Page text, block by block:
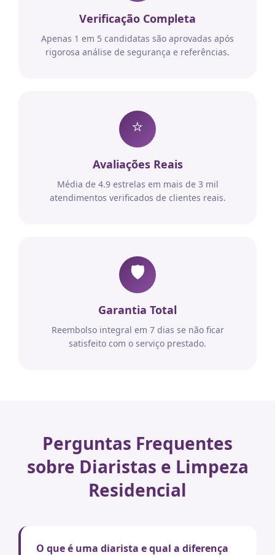
Verificação Completa
Apenas 1 em 5 candidatas são aprovadas após
rigorosa análise de segurança e referências.
⭐
Avaliações Reais
Média de 4.9 estrelas em mais de 3 mil
atendimentos verificados de clientes reais.
🛡️
Garantia Total
Reembolso integral em 7 dias se não ficar
satisfeito com o serviço prestado.
Perguntas Frequentes
sobre Diaristas e Limpeza
Residencial
O que é uma diarista e qual a diferença